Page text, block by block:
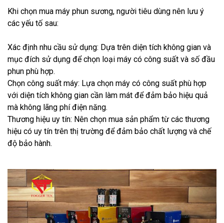
Khi chọn mua máy phun sương, người tiêu dùng nên lưu ý
các yếu tố sau:
Xác định nhu cầu sử dụng: Dựa trên diện tích không gian và
mục đích sử dụng để chọn loại máy có công suất và số đầu
phun phù hợp.
Chọn công suất máy: Lựa chọn máy có công suất phù hợp
với diện tích không gian cần làm mát để đảm bảo hiệu quả
mà không lãng phí điện năng.
Thương hiệu uy tín: Nên chọn mua sản phẩm từ các thương
hiệu có uy tín trên thị trường để đảm bảo chất lượng và chế
độ bảo hành.